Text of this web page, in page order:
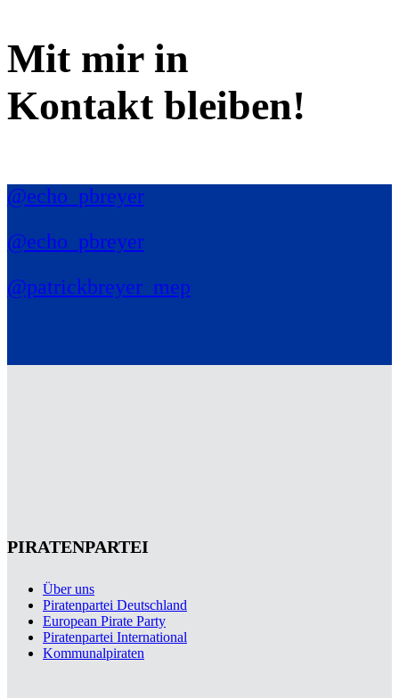
Mit mir in
Kontakt bleiben!
@echo_pbreyer
@echo_pbreyer
@patrickbreyer_mep
PIRATENPARTEI
Über uns
Piratenpartei Deutschland
European Pirate Party
Piratenpartei International
Kommunalpiraten